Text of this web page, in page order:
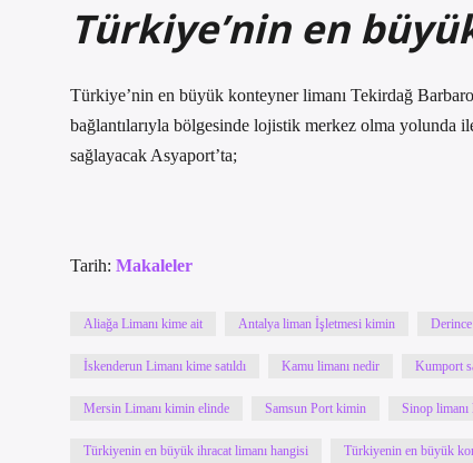
Türkiye’nin en
Türkiye’nin en büyük konteyner limanı Tekirdağ
bağlantılarıyla bölgesinde lojistik merkez olma yolunda
sağlayacak Asyaport’ta;
Tarih: Makaleler
Aliağa Limanı kime ait Antalya liman İşletmesi kimin Derince
İskenderun Limanı kime satıldı Kamu limanı nedir Kumport
Mersin Limanı kimin elinde Samsun Port kimin Sinop limanı
Türkiyenin en büyük ihracat limanı hangisi Türkiyenin en büyük